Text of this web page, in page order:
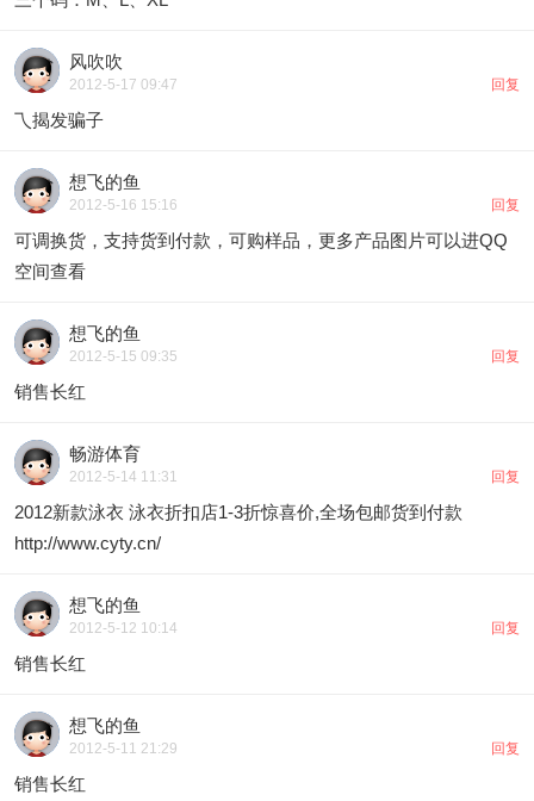
风吹吹
2012-5-17 09:47 回复
乁揭发骗子
想飞的鱼
2012-5-16 15:16 回复
可调换货，支持货到付款，可购样品，更多产品图片可以进QQ
空间查看
想飞的鱼
2012-5-15 09:35 回复
销售长红
畅游体育
2012-5-14 11:31 回复
2012新款泳衣 泳衣折扣店1-3折惊喜价,全场包邮货到付款
http://www.cyty.cn/
想飞的鱼
2012-5-12 10:14 回复
销售长红
想飞的鱼
2012-5-11 21:29 回复
销售长红